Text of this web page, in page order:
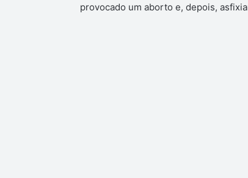
provocado um aborto e, depois,